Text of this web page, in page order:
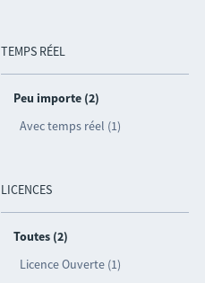
TEMPS RÉEL
Peu importe (2)
Avec temps réel (1)
LICENCES
Toutes (2)
Licence Ouverte (1)